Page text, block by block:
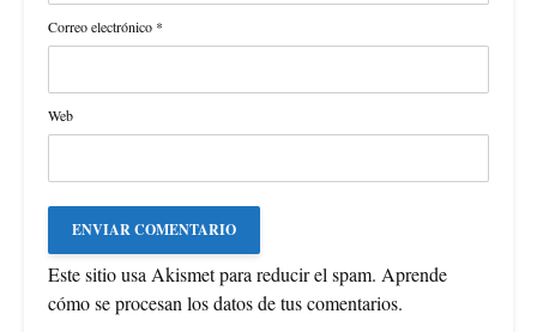
Correo electrónico *
Web
Este sitio usa Akismet para reducir el spam. Aprende
cómo se procesan los datos de tus comentarios.